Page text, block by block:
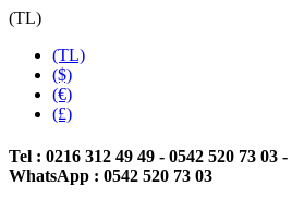
(TL)
(TL)
($)
(€)
(£)
Tel : 0216 312 49 49 - 0542 520 73 03
WhatsApp : 0542 520 73 03